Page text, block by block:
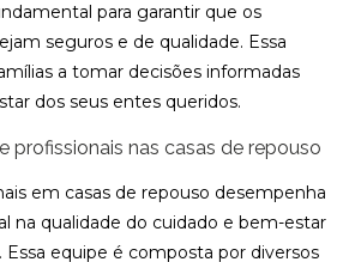
para garantir que os
seguros e de qualidade. Essa
a tomar decisões informadas
dos seus entes queridos.
profissionais nas casas de repouso
em casas de repouso desempenha
na qualidade do cuidado e bem-estar
Essa equipe é composta por diversos